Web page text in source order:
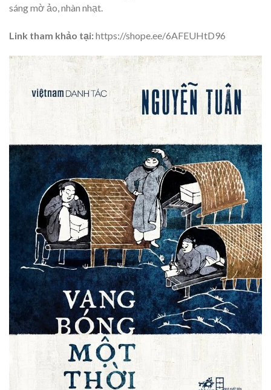
sáng mờ ảo, nhàn nhạt.
Link tham khảo tại:https://shope.ee/6AFEUHtD96